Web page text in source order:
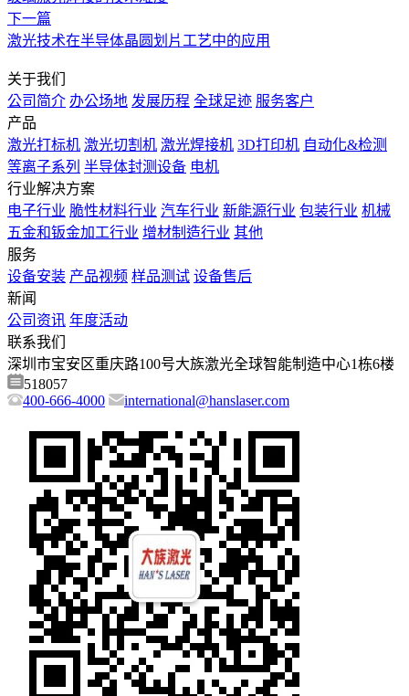
下一篇
激光技术在半导体晶圆划片工艺中的应用
关于我们
公司简介 办公场地 发展历程 全球足迹 服务客户
产品
激光打标机 激光切割机 激光焊接机 3D打印机 自动化&检测
等离子系列 半导体封测设备 电机
行业解决方案
电子行业 脆性材料行业 汽车行业 新能源行业 包装行业 机械
五金和钣金加工行业 增材制造行业 其他
服务
设备安装 产品视频 样品测试 设备售后
新闻
公司资讯 年度活动
联系我们
深圳市宝安区重庆路100号大族激光全球智能制造中心1栋6楼
518057
400-666-4000
international@hanslaser.com